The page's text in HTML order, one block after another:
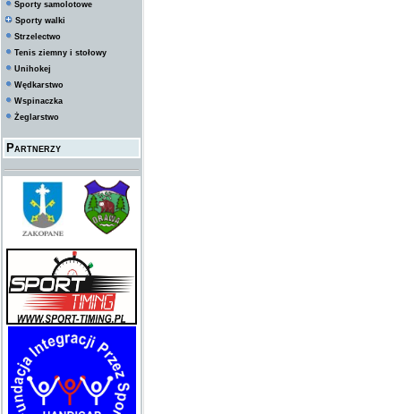
Sporty samolotowe
Sporty walki
Strzelectwo
Tenis ziemny i stołowy
Unihokej
Wędkarstwo
Wspinaczka
Żeglarstwo
Partnerzy